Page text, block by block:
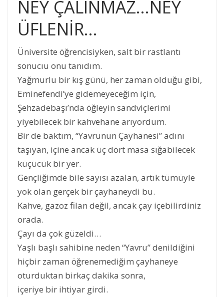
NEY ÇALINMAZ…NEY
ÜFLENİR…
Üniversite öğrencisiyken, salt bir rastlantı
sonucıu onu tanıdım.
Yağmurlu bir kış günü, her zaman olduğu gibi,
Eminefendi’ye gidemeyeceğim için,
Şehzadebaşı’nda öğleyin sandviçlerimi
yiyebilecek bir kahvehane arıyordum.
Bir de baktım, “Yavrunun Çayhanesi” adını
taşıyan, içine ancak üç dört masa sığabilecek
küçücük bir yer.
Gençliğimde bile sayısı azalan, artık tümüyle
yok olan gerçek bir çayhaneydi bu.
Kahve, gazoz filan değil, ancak çay içebilirdiniz
orada.
Çayı da çok güzeldi…
Yaşlı başlı sahibine neden “Yavru” denildiğini
hiçbir zaman öğrenemediğim çayhaneye
oturduktan birkaç dakika sonra,
içeriye bir ihtiyar girdi.